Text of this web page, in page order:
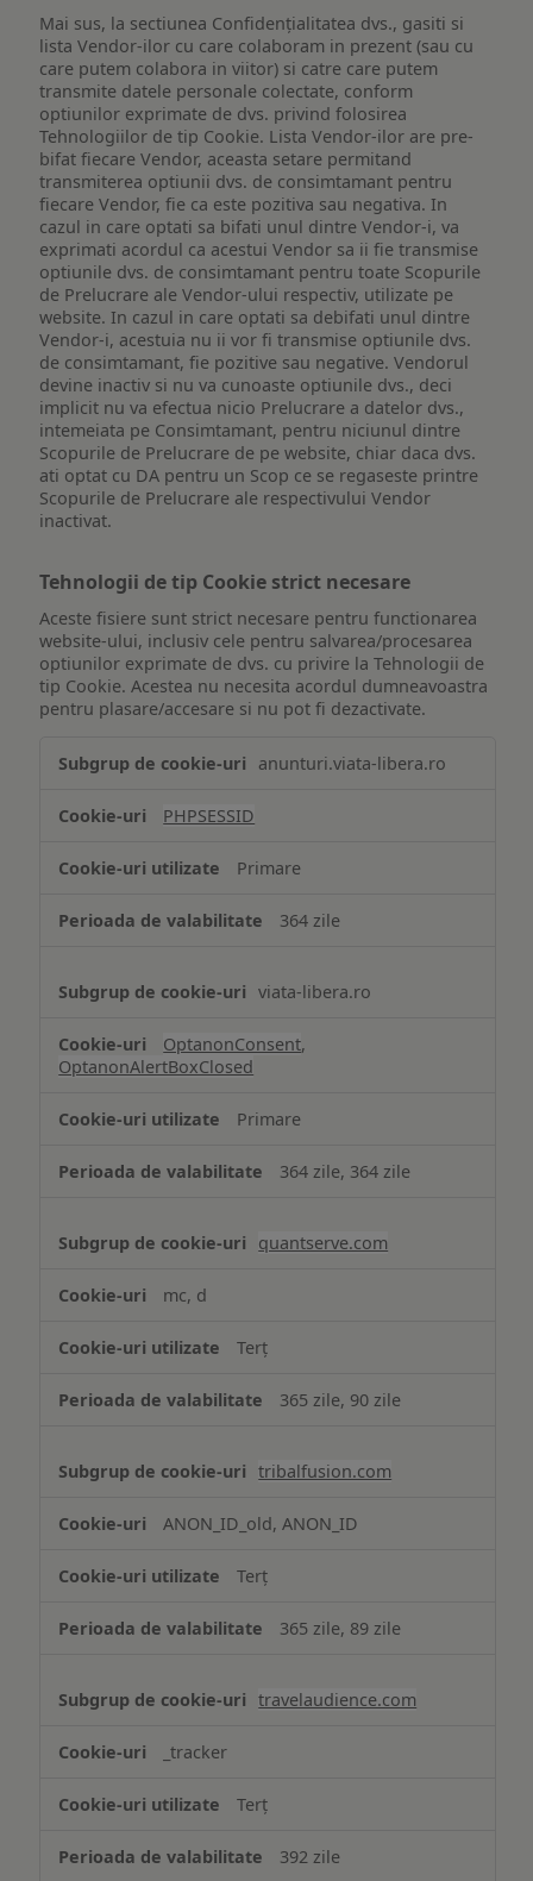
Mai sus, la sectiunea Confidențialitatea dvs., gasiti si
lista Vendor-ilor cu care colaboram in prezent (sau cu
care putem colabora in viitor) si catre care putem
transmite datele personale colectate, conform
optiunilor exprimate de dvs. privind folosirea
Tehnologiilor de tip Cookie. Lista Vendor-ilor are pre-
bifat fiecare Vendor, aceasta setare permitand
transmiterea optiunii dvs. de consimtamant pentru
fiecare Vendor, fie ca este pozitiva sau negativa. In
cazul in care optati sa bifati unul dintre Vendor-i, va
exprimati acordul ca acestui Vendor sa ii fie transmise
optiunile dvs. de consimtamant pentru toate Scopurile
de Prelucrare ale Vendor-ului respectiv, utilizate pe
website. In cazul in care optati sa debifati unul dintre
Vendor-i, acestuia nu ii vor fi transmise optiunile dvs.
de consimtamant, fie pozitive sau negative. Vendorul
devine inactiv si nu va cunoaste optiunile dvs., deci
implicit nu va efectua nicio Prelucrare a datelor dvs.,
intemeiata pe Consimtamant, pentru niciunul dintre
Scopurile de Prelucrare de pe website, chiar daca dvs.
ati optat cu DA pentru un Scop ce se regaseste printre
Scopurile de Prelucrare ale respectivului Vendor
inactivat.
Tehnologii de tip Cookie strict necesare
Aceste fisiere sunt strict necesare pentru functionarea
website-ului, inclusiv cele pentru salvarea/procesarea
optiunilor exprimate de dvs. cu privire la Tehnologii de
tip Cookie. Acestea nu necesita acordul dumneavoastra
pentru plasare/accesare si nu pot fi dezactivate.
de
Cookie
necesare
anunturi.viata-libera.ro
PHPSESSID
Primare
364 zile
viata-libera.ro
OptanonConsent,
OptanonAlertBoxClosed
Primare
364 zile, 364 zile
quantserve.com
mc, d
Terț
365 zile, 90 zile
tribalfusion.com
ANON_ID_old, ANON_ID
Terț
365 zile, 89 zile
travelaudience.com
_tracker
Terț
392 zile